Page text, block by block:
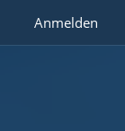
Anmelden